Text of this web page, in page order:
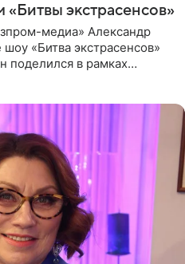
«Битвы экстрасенсов»
медиа» Александр
«Битва экстрасенсов»
поделился в рамках